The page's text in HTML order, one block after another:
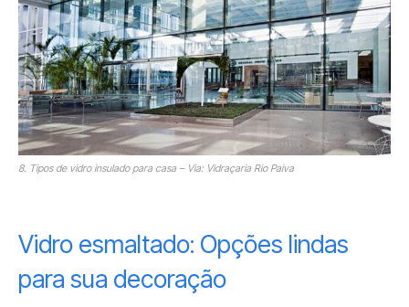
8. Tipos de vidro insulado para casa – Via: Vidraçaria Rio Paiva
Vidro esmaltado: Opções lindas
para sua decoração